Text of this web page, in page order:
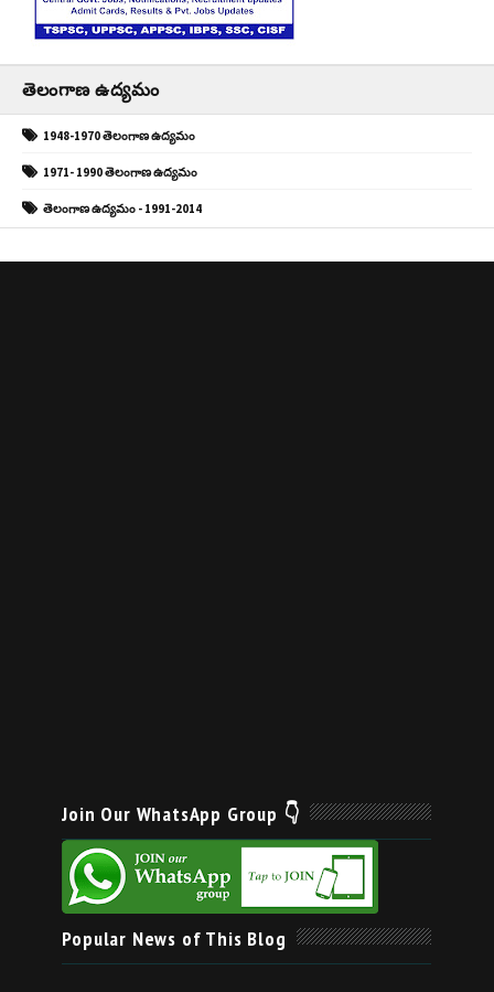
తెలంగాణ ఉద్యమం
1948-1970 తెలంగాణ ఉద్యమం
1971- 1990 తెలంగాణ ఉద్యమం
తెలంగాణ ఉద్యమం - 1991-2014
Join Our WhatsApp Group 👇
Popular News of This Blog